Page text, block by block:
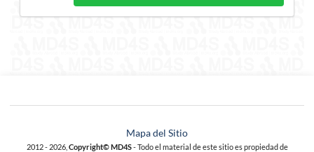
Mapa del Sitio
2012 - 2026, Copyright© MD4S- Todo el material de este sitio es propiedad de